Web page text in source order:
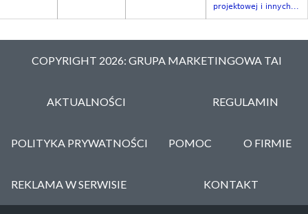
projektowej i innych...
COPYRIGHT 2026: GRUPA MARKETINGOWA TAI
AKTUALNOŚCI REGULAMIN
POLITYKA PRYWATNOŚCI POMOC O FIRMIE
REKLAMA W SERWISIE KONTAKT